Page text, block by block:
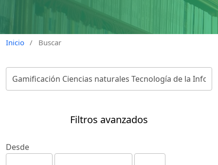
Inicio / Buscar
Filtros avanzados
Desde